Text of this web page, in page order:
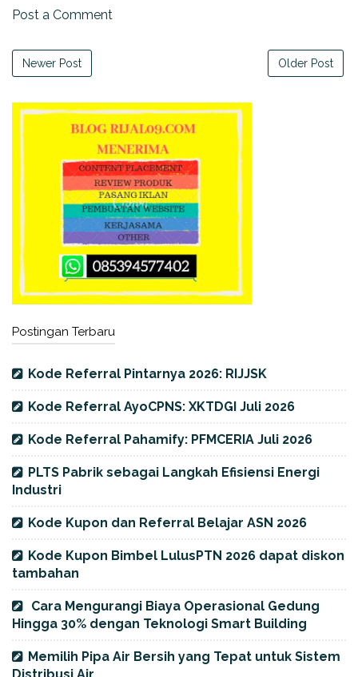
Post a Comment
Newer Post Older Post
Postingan Terbaru
Kode Referral Pintarnya 2026: RIJJSK
Kode Referral AyoCPNS: XKTDGI Juli 2026
Kode Referral Pahamify: PFMCERIA Juli 2026
PLTS Pabrik sebagai Langkah Efisiensi Energi
Industri
Kode Kupon dan Referral Belajar ASN 2026
Kode Kupon Bimbel LulusPTN 2026 dapat diskon
tambahan
Cara Mengurangi Biaya Operasional Gedung
Hingga 30% dengan Teknologi Smart Building
Memilih Pipa Air Bersih yang Tepat untuk Sistem